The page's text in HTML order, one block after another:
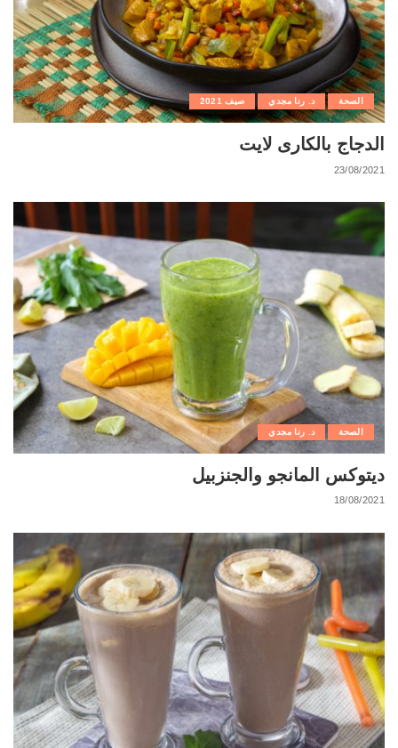
الصحة د. رنا مجدي صيف 2021
الدجاج بالكارى لايت
23/08/2021
الصحة د. رنا مجدي
ديتوكس المانجو والجنزبيل
18/08/2021